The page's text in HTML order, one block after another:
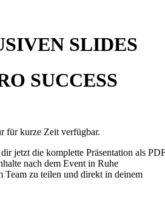
SLIDES
SUCCESS
für kurze Zeit verfügbar.
jetzt die komplette Präsentation als
nach dem Event in Ruhe
Team zu teilen und direkt in deinem